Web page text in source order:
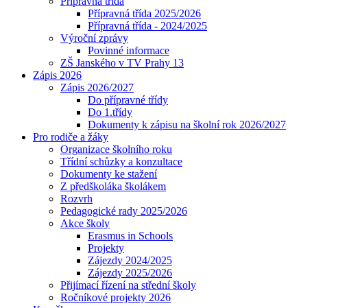
Přípravná třída 2025/2026
Přípravná třída - 2024/2025
Výroční zprávy
Povinné informace
ZŠ Janského v TV Prahy 13
Zápis 2026
Zápis 2026/2027
Do přípravné třídy
Do 1.třídy
Dokumenty k zápisu na školní rok 2026/2027
Pro rodiče a žáky
Organizace školního roku
Třídní schůzky a konzultace
Dokumenty ke stažení
Z předškoláka školákem
Rozvrh
Pedagogické rady 2025/2026
Akce školy
Erasmus in Schools
Projekty
Zájezdy 2024/2025
Zájezdy 2025/2026
Přijímací řízení na střední školy
Ročníkové projekty 2026